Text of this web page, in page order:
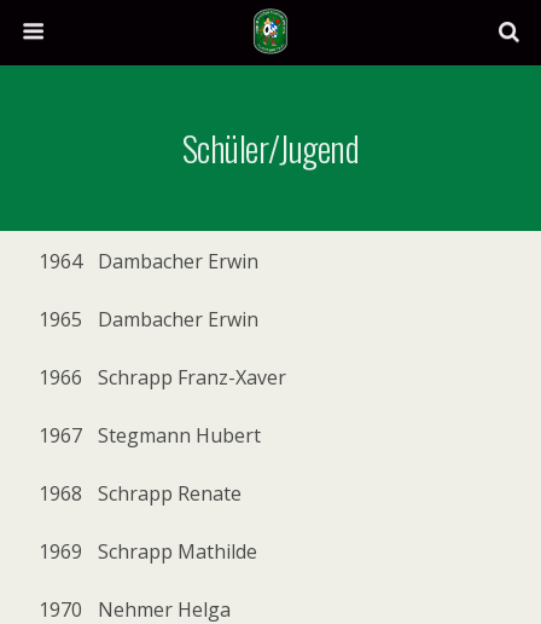
Schüler/Jugend
1964 Dambacher Erwin
1965 Dambacher Erwin
1966 Schrapp Franz-Xaver
1967 Stegmann Hubert
1968 Schrapp Renate
1969 Schrapp Mathilde
1970 Nehmer Helga